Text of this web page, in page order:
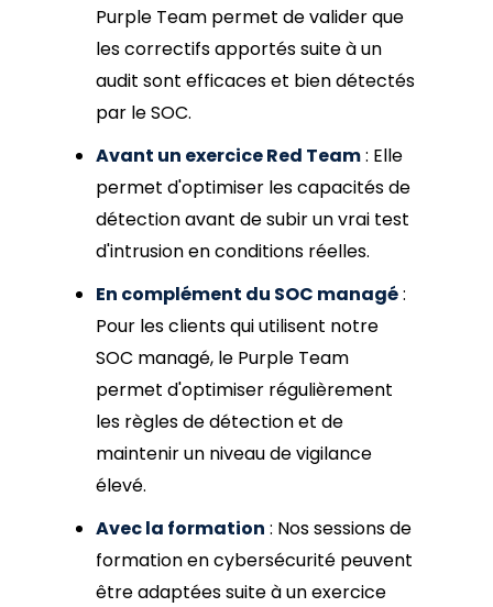
Purple Team permet de valider que
les correctifs apportés suite à un
audit sont efficaces et bien détectés
par le SOC.
Avant un exercice Red Team: Elle
permet d'optimiser les capacités de
détection avant de subir un vrai test
d'intrusion en conditions réelles.
En complément du SOC managé:
Pour les clients qui utilisent notre
SOC managé, le Purple Team
permet d'optimiser régulièrement
les règles de détection et de
maintenir un niveau de vigilance
élevé.
Avec la formation : Nos sessions de
formation en cybersécurité peuvent
être adaptées suite à un exercice